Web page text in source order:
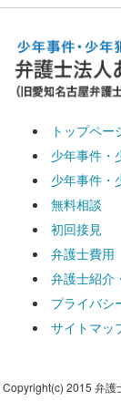
トップペー
少年事件・
少年事件・
無料相談
初回接見
弁護士費用
弁護士紹介
プライバシ
サイトマッ
Copyright(c) 2015 弁護